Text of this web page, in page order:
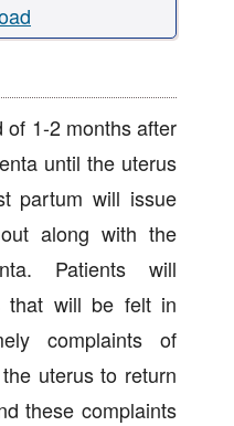
of 1-2 months after
until the uterus
partum will issue
along with the
Patients will
that will be felt in
complaints of
uterus to return
these complaints